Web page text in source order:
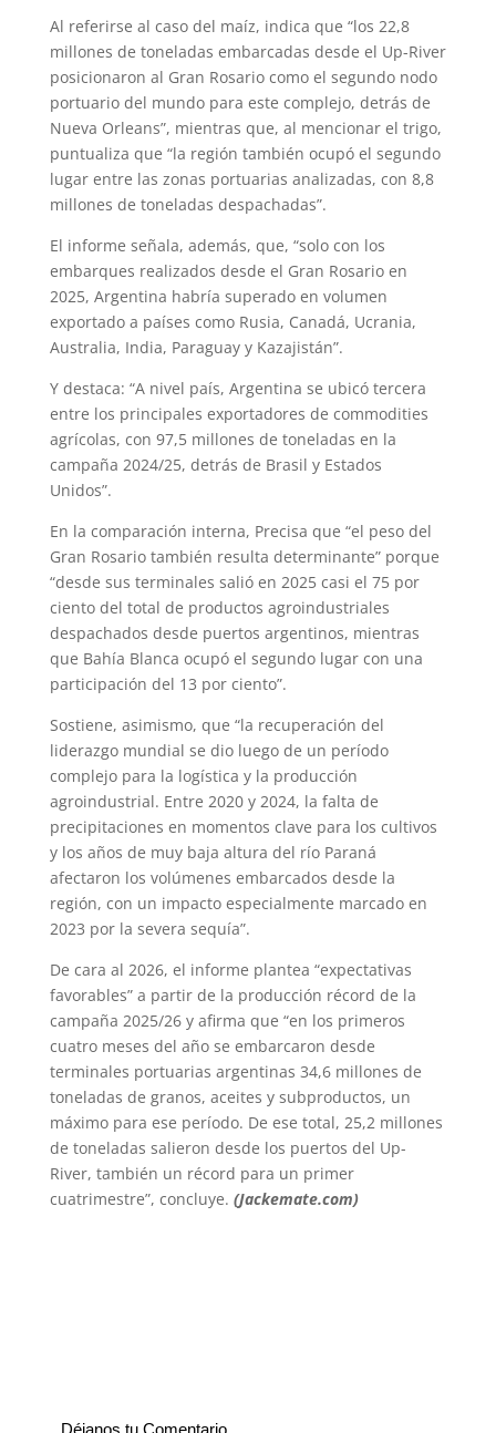
Al referirse al caso del maíz, indica que “los 22,8
millones de toneladas embarcadas desde el Up-River
posicionaron al Gran Rosario como el segundo nodo
portuario del mundo para este complejo, detrás de
Nueva Orleans”, mientras que, al mencionar el trigo,
puntualiza que “la región también ocupó el segundo
lugar entre las zonas portuarias analizadas, con 8,8
millones de toneladas despachadas”.
El informe señala, además, que, “solo con los
embarques realizados desde el Gran Rosario en
2025, Argentina habría superado en volumen
exportado a países como Rusia, Canadá, Ucrania,
Australia, India, Paraguay y Kazajistán”.
Y destaca: “A nivel país, Argentina se ubicó tercera
entre los principales exportadores de commodities
agrícolas, con 97,5 millones de toneladas en la
campaña 2024/25, detrás de Brasil y Estados
Unidos”.
En la comparación interna, Precisa que “el peso del
Gran Rosario también resulta determinante” porque
“desde sus terminales salió en 2025 casi el 75 por
ciento del total de productos agroindustriales
despachados desde puertos argentinos, mientras
que Bahía Blanca ocupó el segundo lugar con una
participación del 13 por ciento”.
Sostiene, asimismo, que “la recuperación del
liderazgo mundial se dio luego de un período
complejo para la logística y la producción
agroindustrial. Entre 2020 y 2024, la falta de
precipitaciones en momentos clave para los cultivos
y los años de muy baja altura del río Paraná
afectaron los volúmenes embarcados desde la
región, con un impacto especialmente marcado en
2023 por la severa sequía”.
De cara al 2026, el informe plantea “expectativas
favorables” a partir de la producción récord de la
campaña 2025/26 y afirma que “en los primeros
cuatro meses del año se embarcaron desde
terminales portuarias argentinas 34,6 millones de
toneladas de granos, aceites y subproductos, un
máximo para ese período. De ese total, 25,2 millones
de toneladas salieron desde los puertos del Up-
River, también un récord para un primer
cuatrimestre”, concluye. (Jackemate.com)
Déjanos tu Comentario